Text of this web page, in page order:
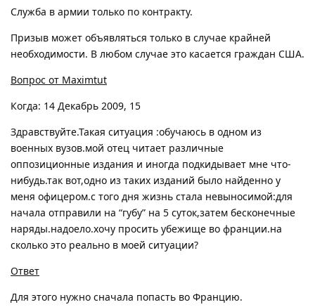
Служба в армии только по контракту.
Призыв может объявляться только в случае крайней
необходимости. В любом случае это касается граждан США.
Вопрос от Maximtut
Когда: 14 Декабрь 2009, 15
Здравствуйте.Такая ситуация :обучаюсь в одном из
военных вузов.мой отец читает различные
оппозиционные издания и иногда подкидывает мне что-
нибудь.так вот,одно из таких изданий было найденно у
меня офицером.с того дня жизнь стала невыносимой:для
начала отправили на “губу” на 5 суток,затем бесконечные
наряды.надоело.хочу просить убежище во франции.на
сколько это реально в моей ситуации?
Ответ
Для этого нужно сначала попасть во Францию.